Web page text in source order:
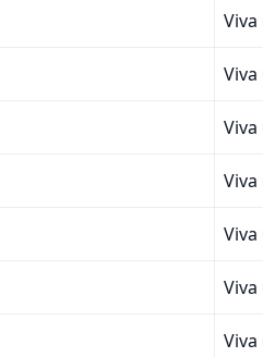
Viva
Viva
Viva
Viva
Viva